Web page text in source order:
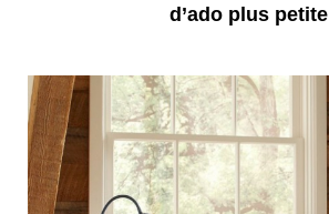
d’ado plus petite